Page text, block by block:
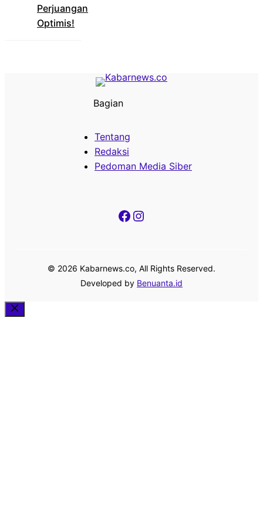
Perjuangan
Optimis!
Bagian
Tentang
Redaksi
Pedoman Media Siber
Facebook
Instagram
© 2026 Kabarnews.co, All Rights Reserved.
Developed by Benuanta.id
Close